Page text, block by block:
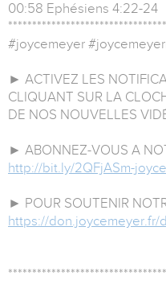
00:58 Ephésiens 4:22-24
#joycemeyer
► ACTIVEZ LES
CLIQUANT SUR LA
DE NOS NOUVELLES
► ABONNEZ-VOUS A
http://bit.ly/2QFjASm-
► POUR SOUTENIR
https://don.joycemeyer.fr/